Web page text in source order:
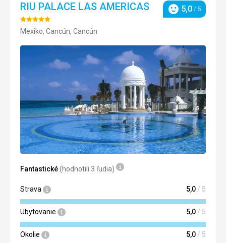
RIU PALACE LAS AMERICAS
Hodnotenie:
5/5
Mexiko, Cancún, Cancún
Hodnotenie
5,0 / 5
Fantastické(hodnotili 3 ľudia)
Strava 5,0 / 5
Ubytovanie 5,0 / 5
Okolie 5,0 / 5